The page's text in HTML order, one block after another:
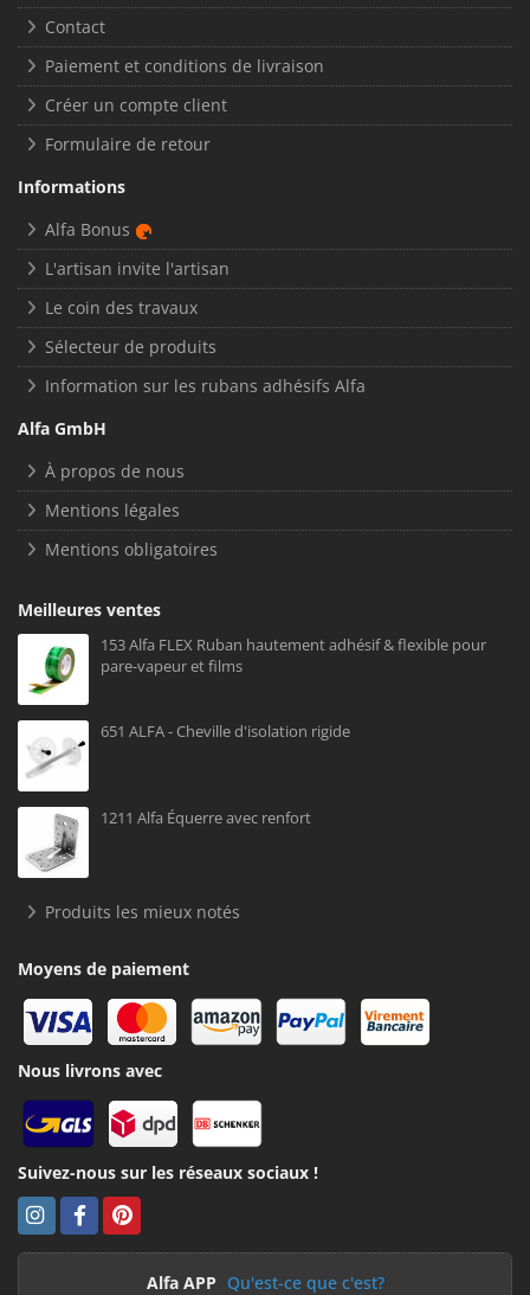
Contact
Paiement et conditions de livraison
Créer un compte client
Formulaire de retour
Informations
Alfa Bonus
L'artisan invite l'artisan
Le coin des travaux
Sélecteur de produits
Information sur les rubans adhésifs Alfa
Alfa GmbH
À propos de nous
Mentions légales
Mentions obligatoires
Meilleures ventes
153 Alfa FLEX Ruban hautement adhésif & flexible pour
pare-vapeur et films
651 ALFA - Cheville d'isolation rigide
1211 Alfa Équerre avec renfort
Produits les mieux notés
Moyens de paiement
Nous livrons avec
Suivez-nous sur les réseaux sociaux !
Alfa APP Qu'est-ce que c'est?